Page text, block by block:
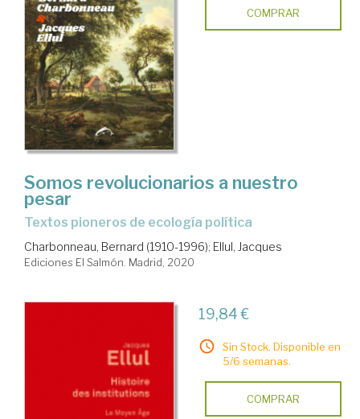
COMPRAR
Somos revolucionarios a nuestro
pesar
Textos pioneros de ecología política
Charbonneau, Bernard (1910-1996); Ellul, Jacques
Ediciones El Salmón. Madrid, 2020
19,84 €
Sin Stock. Disponible en
5/6 semanas.
COMPRAR